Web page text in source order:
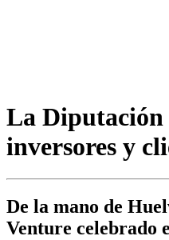
La Diputación
inversores y
De la mano de
Venture celebrado